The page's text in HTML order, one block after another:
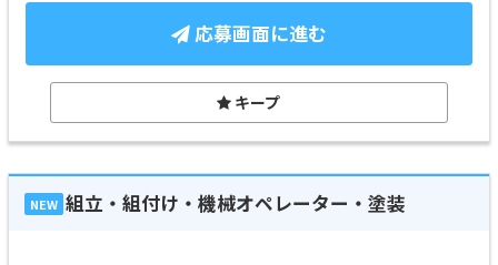
応募画面に進む
キープ
NEW 組立・組付け・機械オペレーター・塗装